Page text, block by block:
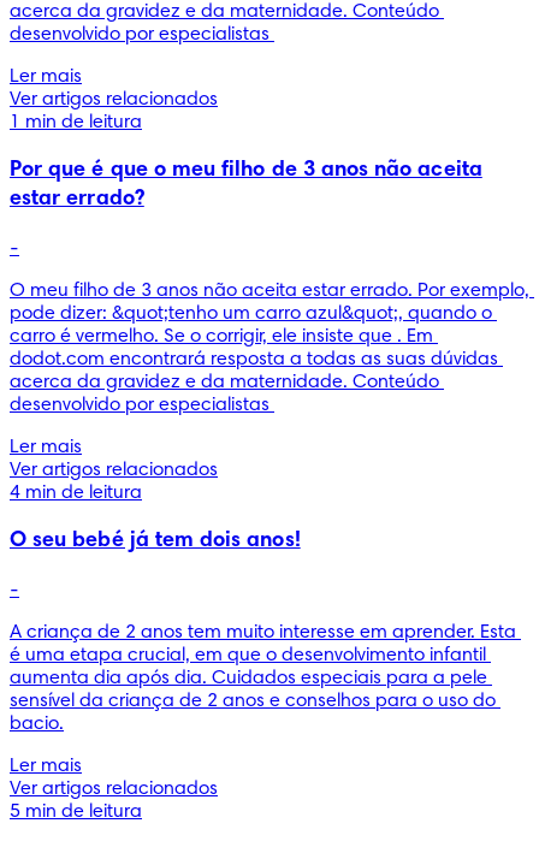
acerca da gravidez e da maternidade. Conteúdo
desenvolvido por especialistas
Ler mais
Ver artigos relacionados
1 min de leitura
Por que é que o meu filho de 3 anos não aceita
estar errado?
-
O meu filho de 3 anos não aceita estar errado. Por exemplo,
pode dizer: &quot;tenho um carro azul&quot;, quando o
carro é vermelho. Se o corrigir, ele insiste que . Em
dodot.com encontrará resposta a todas as suas dúvidas
acerca da gravidez e da maternidade. Conteúdo
desenvolvido por especialistas
Ler mais
Ver artigos relacionados
4 min de leitura
O seu bebé já tem dois anos!
-
A criança de 2 anos tem muito interesse em aprender. Esta
é uma etapa crucial, em que o desenvolvimento infantil
aumenta dia após dia. Cuidados especiais para a pele
sensível da criança de 2 anos e conselhos para o uso do
bacio.
Ler mais
Ver artigos relacionados
5 min de leitura